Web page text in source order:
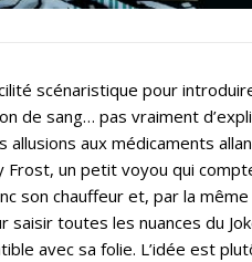
scénaristique pour
de sang… pas vraiment
aux médicaments
Frost, un petit voyou qui
son chauffeur et, par la
toutes les nuances du
avec sa folie. L’idée est